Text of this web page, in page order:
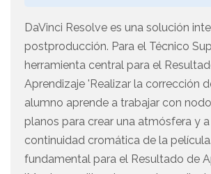
DaVinci Resolve es una solución
postproducción. Para el Técnico
herramienta central para el
Aprendizaje 'Realizar la corrección
alumno aprende a trabajar con
planos para crear una atmósfera y
continuidad cromática de la
fundamental para el Resultado de